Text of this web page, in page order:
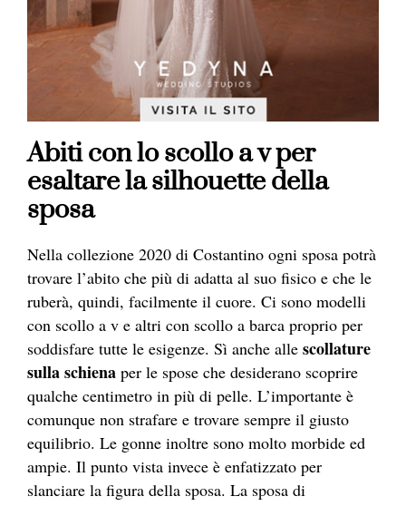
Abiti con lo scollo a v per
esaltare la silhouette della
sposa
Nella collezione 2020 di Costantino ogni sposa potrà
trovare l’abito che più di adatta al suo fisico e che le
ruberà, quindi, facilmente il cuore. Ci sono modelli
con scollo a v e altri con scollo a barca proprio per
soddisfare tutte le esigenze. Sì anche alle scollature
sulla schiena per le spose che desiderano scoprire
qualche centimetro in più di pelle. L’importante è
comunque non strafare e trovare sempre il giusto
equilibrio. Le gonne inoltre sono molto morbide ed
ampie. Il punto vista invece è enfatizzato per
slanciare la figura della sposa. La sposa di